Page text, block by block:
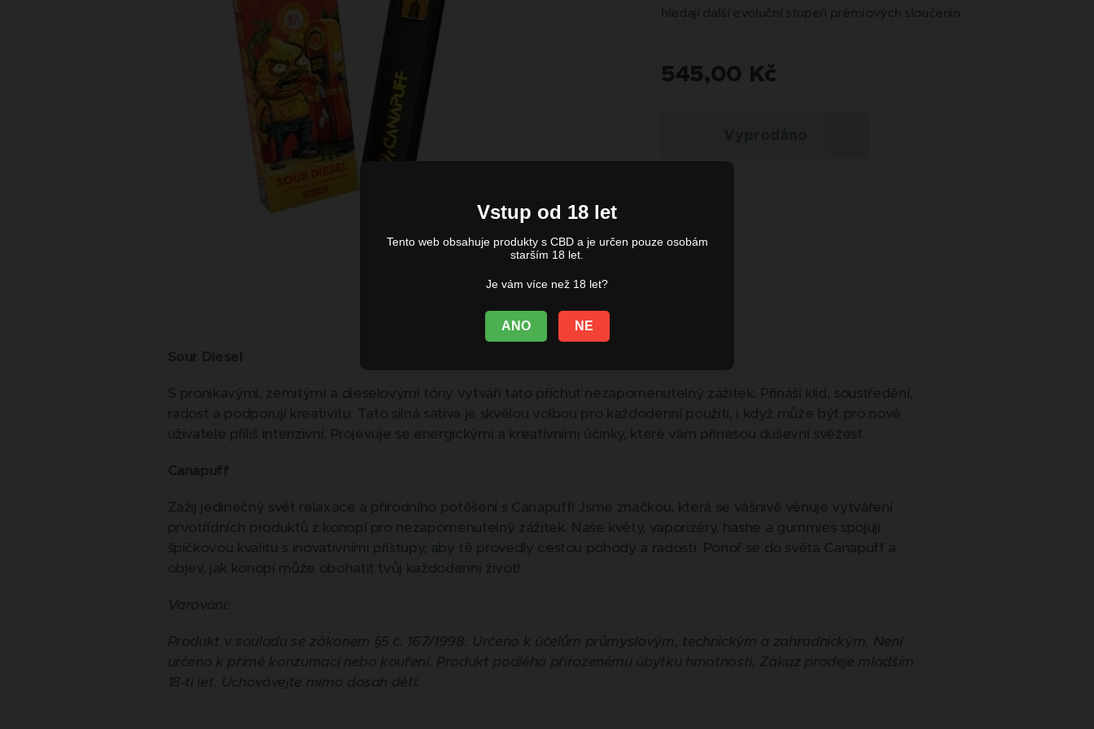
Vstup od 18 let
Tento web obsahuje produkty s CBD a je určen pouze osobám
starším 18 let.
Je vám více než 18 let?
ANO NE
hledají další evoluční stupeň prémiových sloučenin.
545,00 Kč
Sour Diesel
S pronikavými, zemitými a dieselovými tóny vytváří tato příchuť nezapomenutelný zážitek. Přináší klid, soustředění,
radost a podporují kreativitu. Tato silná sativa je skvělou volbou pro každodenní použití, i když může být pro nové
uživatele příliš intenzivní. Projevuje se energickými a kreativními účinky, které vám přinesou duševní svěžest.
Canapuff
Zažij jedinečný svět relaxace a přírodního potěšení s Canapuff! Jsme značkou, která se vášnivě věnuje vytváření
prvotřídních produktů z konopí pro nezapomenutelný zážitek. Naše květy, vaporizéry, hashe a gummies spojují
špičkovou kvalitu s inovativními přístupy, aby tě provedly cestou pohody a radosti. Ponoř se do světa Canapuff a
objev, jak konopí může obohatit tvůj každodenní život!
Varování:
Produkt v souladu se zákonem §5 č. 167/1998. Určeno k účelům průmyslovým, technickým a zahradnickým. Není
určeno k přímé konzumaci nebo kouření. Produkt podléhá přirozenému úbytku hmotnosti. Zákaz prodeje mladším
18-ti let. Uchovávejte mimo dosah dětí.